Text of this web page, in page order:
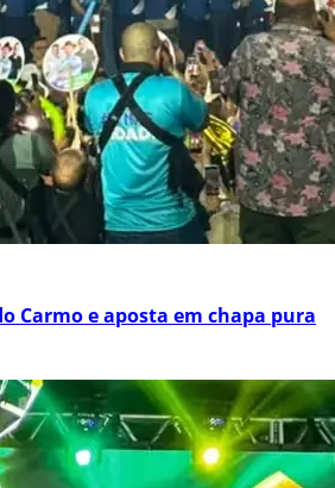
Carmo e aposta em chapa pura